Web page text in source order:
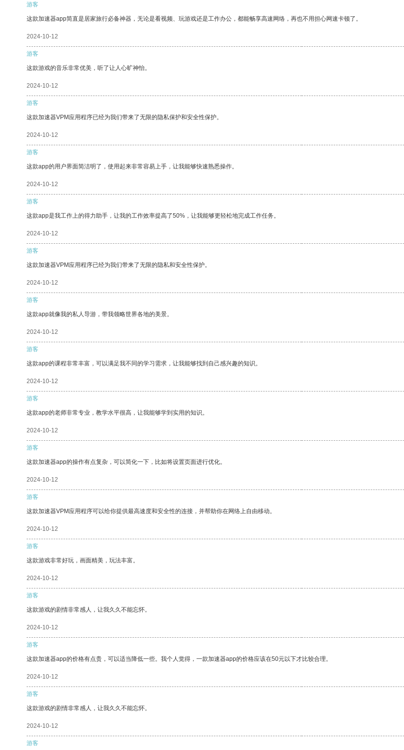
游客
这款加速器app简直是居家旅行必备神器，无论是看视频、玩游戏还是工作办公，都能畅享高速网络，再也不用担心网速卡顿了。
2024-10-12
游客
这款游戏的音乐非常优美，听了让人心旷神怡。
2024-10-12
游客
这款加速器VPM应用程序已经为我们带来了无限的隐私保护和安全性保护。
2024-10-12
游客
这款app的用户界面简洁明了，使用起来非常容易上手，让我能够快速熟悉操作。
2024-10-12
游客
这款app是我工作上的得力助手，让我的工作效率提高了50%，让我能够更轻松地完成工作任务。
2024-10-12
游客
这款加速器VPM应用程序已经为我们带来了无限的隐私和安全性保护。
2024-10-12
游客
这款app就像我的私人导游，带我领略世界各地的美景。
2024-10-12
游客
这款app的课程非常丰富，可以满足我不同的学习需求，让我能够找到自己感兴趣的知识。
2024-10-12
游客
这款app的老师非常专业，教学水平很高，让我能够学到实用的知识。
2024-10-12
游客
这款加速器app的操作有点复杂，可以简化一下，比如将设置页面进行优化。
2024-10-12
游客
这款加速器VPM应用程序可以给你提供最高速度和安全性的连接，并帮助你在网络上自由移动。
2024-10-12
游客
这款游戏非常好玩，画面精美，玩法丰富。
2024-10-12
游客
这款游戏的剧情非常感人，让我久久不能忘怀。
2024-10-12
游客
这款加速器app的价格有点贵，可以适当降低一些。我个人觉得，一款加速器app的价格应该在50元以下才比较合理。
2024-10-12
游客
这款游戏的剧情非常感人，让我久久不能忘怀。
2024-10-12
游客